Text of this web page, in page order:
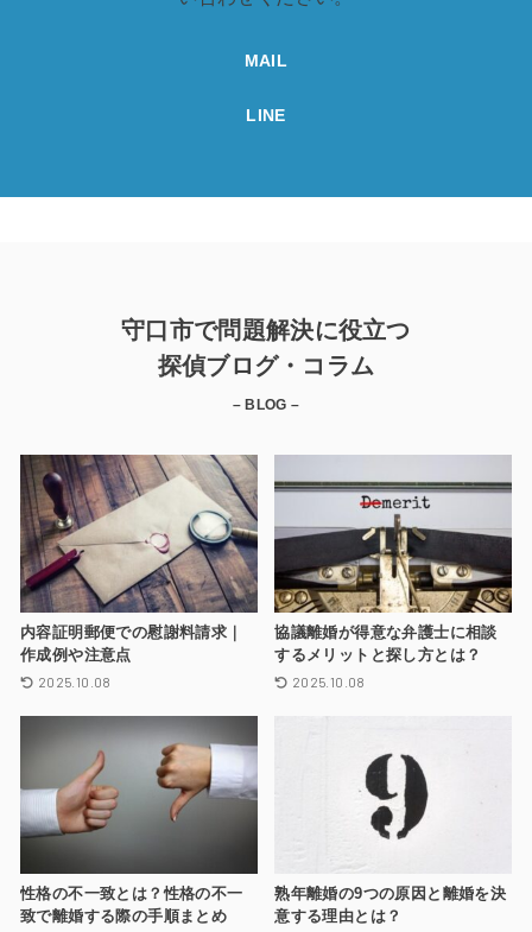
MAIL
LINE
守口市で問題解決に役立つ
探偵ブログ・コラム
– BLOG –
内容証明郵便での慰謝料請求｜
作成例や注意点
2025.10.08
協議離婚が得意な弁護士に相談
するメリットと探し方とは？
2025.10.08
性格の不一致とは？性格の不一
致で離婚する際の手順まとめ
熟年離婚の9つの原因と離婚を決
意する理由とは？